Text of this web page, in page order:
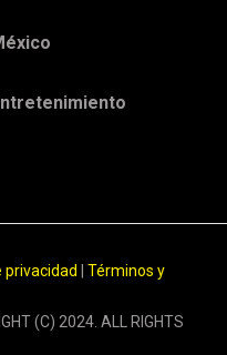
privacidad
Términos y
(C) 2024. ALL RIGHTS